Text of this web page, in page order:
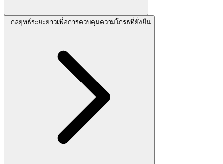
กลยุทธ์ระยะยาวเพื่อการควบคุมความโกรธที่ยั่งยืน